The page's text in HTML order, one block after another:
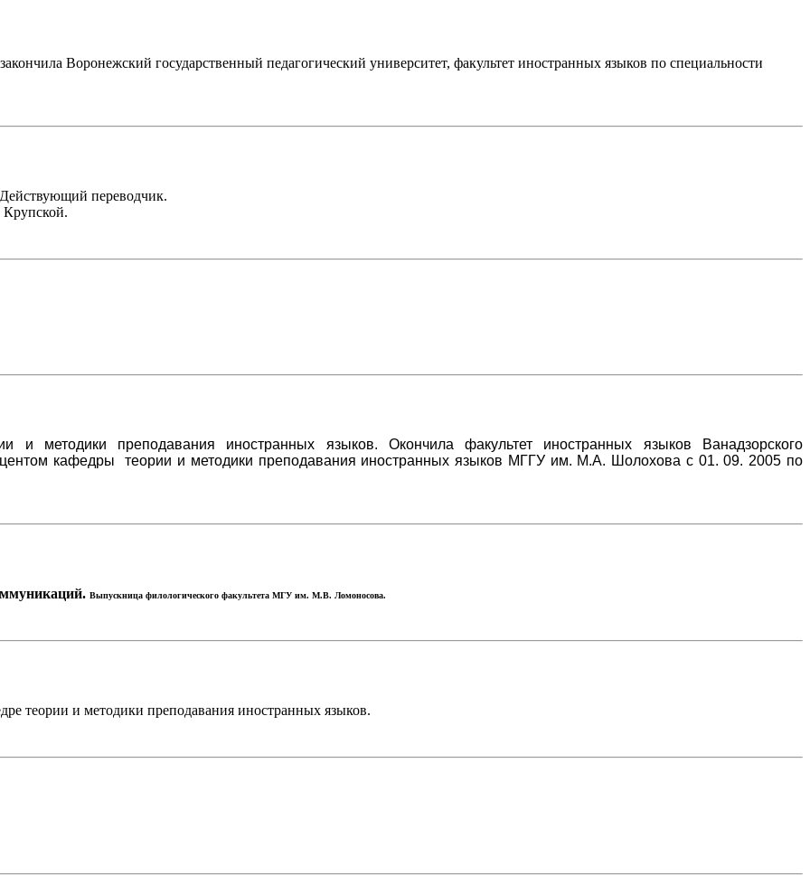
Воронежский государственный педагогический университет, факультет иностранных языков по специальности
переводчик.
Крупской.
и методики преподавания иностранных языков. Окончила факультет иностранных языков Ванадзорского
доцентом кафедры теории и методики преподавания иностранных языков МГГУ им. М.А. Шолохова с 01. 09. 2005 по
Выпускница филологического факультета МГУ им. М.В. Ломоносова.
теории и методики преподавания иностранных языков.